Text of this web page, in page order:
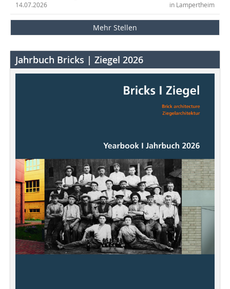
in Lampertheim
14.07.2026
Mehr Stellen
Jahrbuch Bricks | Ziegel 2026